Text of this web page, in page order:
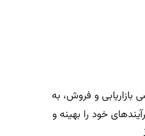
بازاریابی و فروش، به
خود را بهینه و